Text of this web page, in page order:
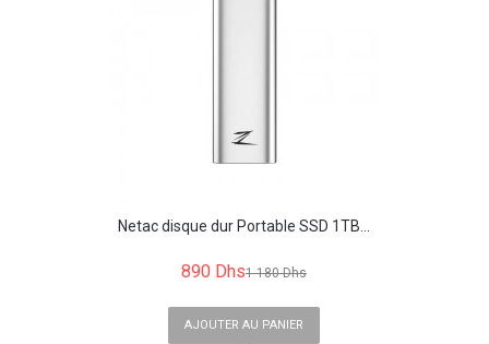
Netac disque dur Portable SSD 1TB...
890 Dhs1 180 Dhs
AJOUTER AU PANIER